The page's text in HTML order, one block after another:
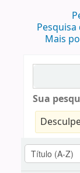
Mais
Sua